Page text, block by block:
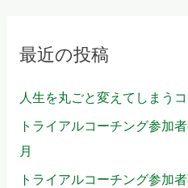
:最近の投稿
人生を丸ごと変えてしまう
トライアルコーチング参加
月
トライアルコーチング参加